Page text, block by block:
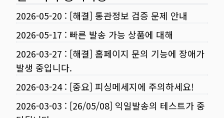
2026-05-20 : [해결] 통관정보 검증 문제 안내
2026-05-17 : 빠른 발송 가능 상품에 대해
2026-03-27 : [해결] 홈페이지 문의 기능에 장애가
발생 중입니다.
2026-03-24: [중요] 피싱메세지에 주의하세요!
2026-03-03 : [26/05/08] 익일발송의 테스트가 중